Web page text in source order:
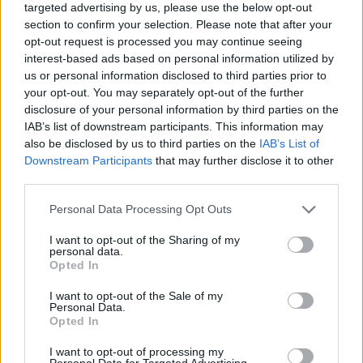
targeted advertising by us, please use the below opt-out
section to confirm your selection. Please note that after your
opt-out request is processed you may continue seeing
interest-based ads based on personal information utilized by
us or personal information disclosed to third parties prior to
your opt-out. You may separately opt-out of the further
disclosure of your personal information by third parties on the
IAB’s list of downstream participants. This information may
also be disclosed by us to third parties on the IAB’s List of
Downstream Participants that may further disclose it to other
Personal Data Processing Opt Outs
I want to opt-out of the Sharing of my
personal data.
Opted In
I want to opt-out of the Sale of my
Personal Data.
Opted In
I want to opt-out of processing my
valamilyen feladatot nem tudnak megcsinálni, akkor a
tanárok külön foglalkoznak velük.
oktatás
oktatási rendszer
iskola
belföld
intézkedések
oktatási támogatások
Hozzászólások
Több mint kétszer annyi diák jutott be a
felsőoktatásba, mint ahány kollégiumi férőhely